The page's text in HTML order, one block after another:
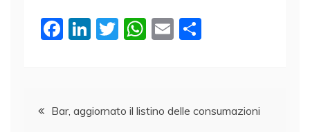
F
b
Li
dI
T
W
A
E
vi
Navigazione
Bar, aggiornato il listino delle consumazioni